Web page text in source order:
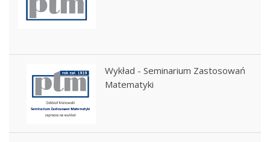
Wykład - Seminarium Zastosowań
Matematyki